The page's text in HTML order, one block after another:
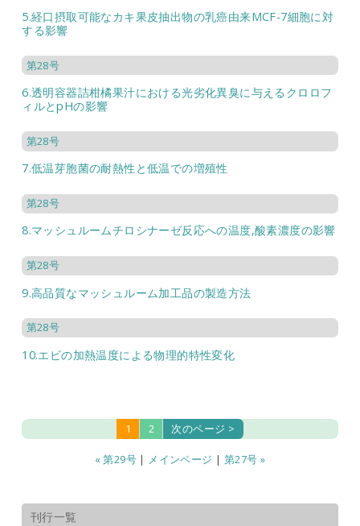
5.経口摂取可能なカキ果皮抽出物の乳癌由来MCF-7細胞に対
する影響
第28号
6.透明容器詰柑橘果汁における光劣化異臭に与えるクロロフ
ィルとpHの影響
第28号
7.低温芽胞菌の耐熱性と低温での増殖性
第28号
8.マッシュルームチロシナーゼ反応への温度,酸素濃度の影響
第28号
9.高品質なマッシュルーム加工品の製造方法
第28号
10.エビの加熱温度による物理的特性変化
1 2 次のページ >
« 第29号 | メインページ | 第27号 »
刊行一覧